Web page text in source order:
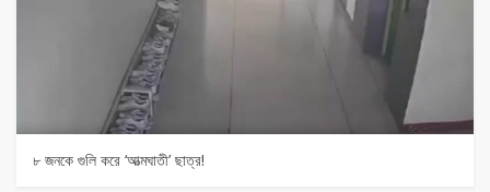
৮ জনকে গুলি করে ‘আত্মঘাতী’ ছাত্র!